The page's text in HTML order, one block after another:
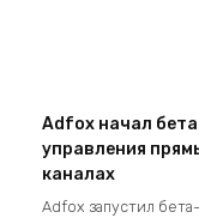
Adfox начал
управления
каналах
Adfox запустил